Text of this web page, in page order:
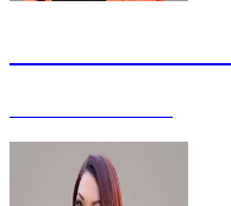
Janaína Bezerra